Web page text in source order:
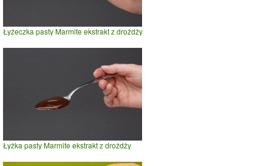
Łyżeczka pasty Marmite ekstrakt z drożdży
Łyżka pasty Marmite ekstrakt z drożdży